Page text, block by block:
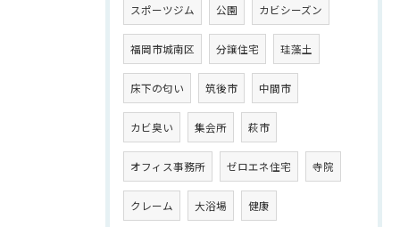
スポーツジム 公園 カビシーズン
福岡市城南区 分譲住宅 珪藻土
床下の匂い 筑後市 中間市
カビ臭い 集会所 萩市
オフィス事務所 ゼロエネ住宅 寺院
クレーム 大浴場 健康